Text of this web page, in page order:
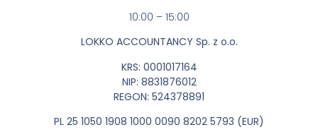
10:00 – 15:00
LOKKO ACCOUNTANCY Sp. z o.o.
KRS: 0001017164
NIP: 8831876012
REGON: 524378891
PL 25 1050 1908 1000 0090 8202 5793 (EUR)